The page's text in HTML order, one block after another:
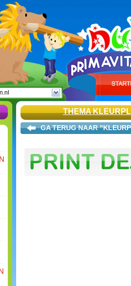
THEMA
GA TERUG NAAR